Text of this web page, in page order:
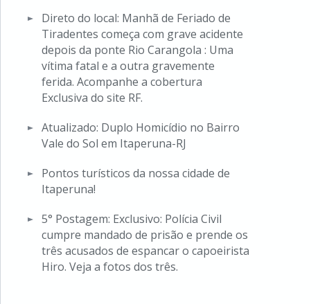
Direto do local: Manhã de Feriado de
Tiradentes começa com grave acidente
depois da ponte Rio Carangola : Uma
vítima fatal e a outra gravemente
ferida. Acompanhe a cobertura
Exclusiva do site RF.
Atualizado: Duplo Homicídio no Bairro
Vale do Sol em Itaperuna-RJ
Pontos turísticos da nossa cidade de
Itaperuna!
5° Postagem: Exclusivo: Polícia Civil
cumpre mandado de prisão e prende os
três acusados de espancar o capoeirista
Hiro. Veja a fotos dos três.